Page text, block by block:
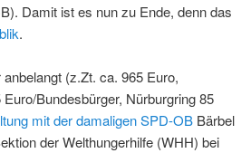
Damit ist es nun zu Ende, denn das
.
(z.Zt. ca. 965 Euro,
Bundesbürger, Nürburgring 85
mit der damaligen SPD-OB Bärbel
der Welthungerhilfe (WHH) bei